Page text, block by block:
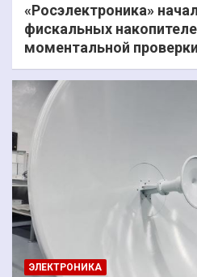
«Росэлектроника»
фискальных
моментальной
ЭЛЕКТРОНИКА